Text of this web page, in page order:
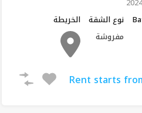
نوع الشقة
مفروشة
الخريطة
Rent starts